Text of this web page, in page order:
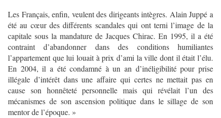
Les Français, enfin, veulent des dirigeants intègres. Alain Juppé a
été au cœur des différents scandales qui ont terni l’image de la
capitale sous la mandature de Jacques Chirac. En 1995, il a été
contraint d’abandonner dans des conditions humiliantes
l’appartement que lui louait à prix d’ami la ville dont il était l’élu.
En 2004, il a été condamné à un an d’inéligibilité pour prise
illégale d’intérêt dans une affaire qui certes ne mettait pas en
cause son honnêteté personnelle mais qui révélait l’un des
mécanismes de son ascension politique dans le sillage de son
mentor de l’époque. »